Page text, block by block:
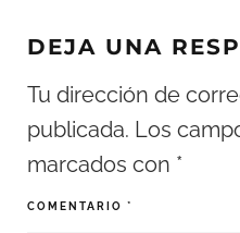
DEJA UNA
Tu dirección de
publicada. Los
marcados con *
COMENTARIO *